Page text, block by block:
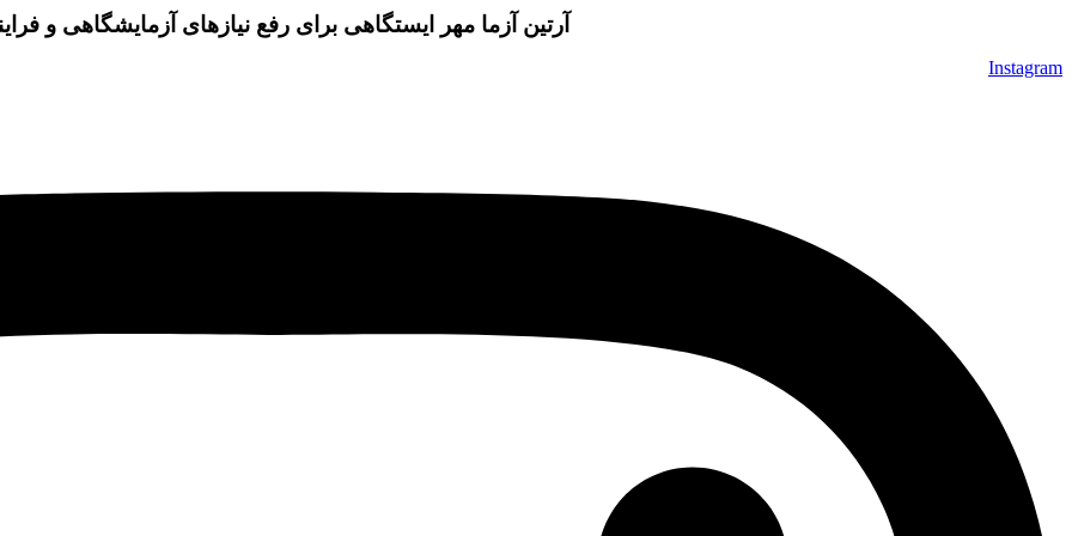
آرتین آزما مهر ایستگاهی برای رفع نیازهای آزمایشگاهی و
Instagram